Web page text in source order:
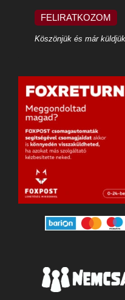
FELIRATKOZOM
Köszönjük és már